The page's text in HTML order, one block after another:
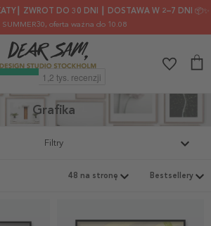
ZWROT DO 30 DNI ┃ DOSTAWA W 2–7 DNI 📦✨
SUMMER30, oferta ważna do 10.08
Grafika
Filtry